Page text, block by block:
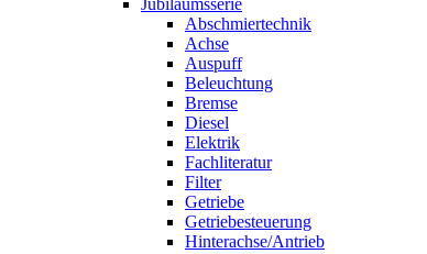
Jubiläumsserie
Abschmiertechnik
Achse
Auspuff
Beleuchtung
Bremse
Diesel
Elektrik
Fachliteratur
Filter
Getriebe
Getriebesteuerung
Hinterachse/Antrieb